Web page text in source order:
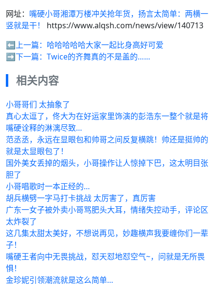
网址： 嘴硬小哥湘潭万楼冲关抢年货，扬言太简单：两横一
竖就是干！
https://www.alqsh.com/news/view/140713
⬅️上一篇： 哈哈哈哈哈大家一起比身高好可爱
➡️下一篇： Twice的齐舞真的不是盖的……
相关内容
小哥哥们 太抽象了
真心太逗了，佟大为在好运家里饰演的彭浩东一整个就是将
嘴硬诠释的淋漓尽致…
范丞丞，永远在显眼包和帅哥之间反复横跳！帅还是挺帅的
就是太显眼包了！
国外美女丢掉的烟头，小哥操作让人惊掉下巴，这太明目张
胆了
小哥唱歌时一本正经的…
胡兵横劈一字马打卡挑战 太厉害了，真厉害
广东一女子被外卖小哥骂肥头大耳，情绪失控动手，评论区
太炸裂了
这几集太甜太美好，不想说再见，妙趣横声我要缠你们一辈
子！
嘴硬王者向中无畏挑战，怼天怼地怼空气~，问就是无所畏
惧！
金珍妮引领潮流就是这么简单…